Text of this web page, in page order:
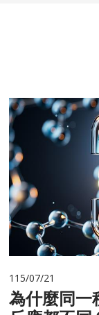
115/07/21
為什麼同一